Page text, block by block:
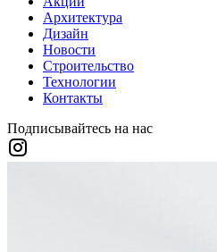
Архитектура
Дизайн
Новости
Строительство
Технологии
Контакты
Подписывайтесь на нас